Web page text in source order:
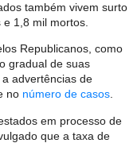
também vivem surto
1,8 mil mortos.
Republicanos, como
gradual de suas
advertências de
no número de casos.
em processo de
que a taxa de